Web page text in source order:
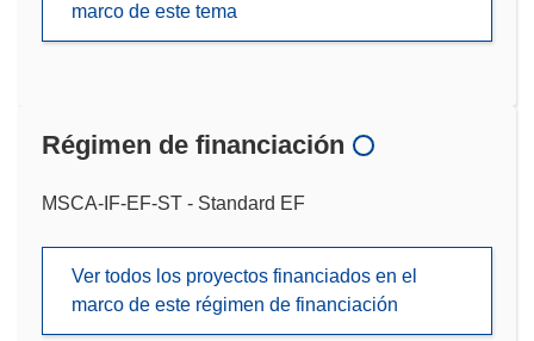
marco de este tema
Régimen de financiación
MSCA-IF-EF-ST - Standard EF
Ver todos los proyectos financiados en el
marco de este régimen de financiación